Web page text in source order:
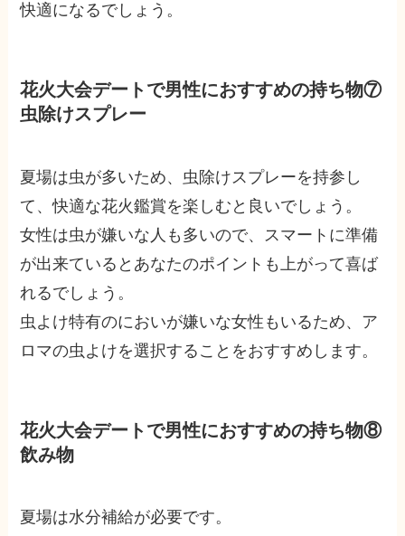
快適になるでしょう。
花火大会デートで男性におすすめの持ち物⑦
虫除けスプレー
夏場は虫が多いため、虫除けスプレーを持参し
て、快適な花火鑑賞を楽しむと良いでしょう。
女性は虫が嫌いな人も多いので、スマートに準備
が出来ているとあなたのポイントも上がって喜ば
れるでしょう。
虫よけ特有のにおいが嫌いな女性もいるため、ア
ロマの虫よけを選択することをおすすめします。
花火大会デートで男性におすすめの持ち物⑧
飲み物
夏場は水分補給が必要です。